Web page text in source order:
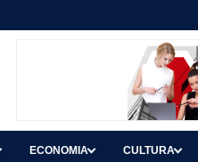
ECONOMIA CULTURA